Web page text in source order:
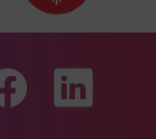
nach
oben
Zu
unserer